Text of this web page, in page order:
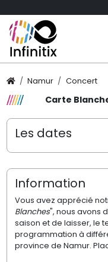
Namur Concert
Carte
Les dates
Information
Vous avez apprécié
Blanches", nous avons
saison et de laisser, le
programmation à
province de Namur.